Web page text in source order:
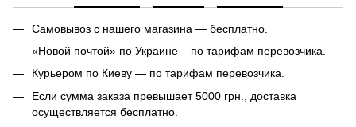
Самовывоз с нашего магазина — бесплатно.
«Новой почтой» по Украине – по тарифам перевозчика.
Курьером по Киеву — по тарифам перевозчика.
Если сумма заказа превышает 5000 грн., доставка
осуществляется бесплатно.